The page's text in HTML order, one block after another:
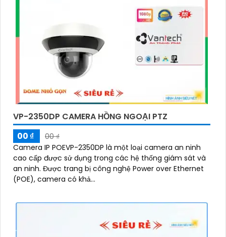
VP-2350DP CAMERA HỒNG NGOẠI PTZ
00 ₫
00 ₫
Camera IP POEVP-2350DP là một loại camera an ninh
cao cấp được sử dụng trong các hệ thống giám sát và
an ninh. Được trang bị công nghệ Power over Ethernet
(POE), camera có khả...